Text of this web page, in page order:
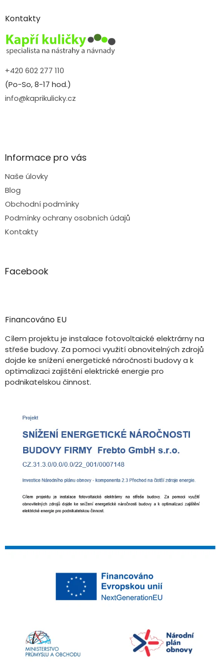
aKontakty
+420 602 277 110
(Po-So, 8-17 hod.)
info@kaprikulicky.cz
Informace pro vás
Naše úlovky
Blog
Obchodní podmínky
Podmínky ochrany osobních údajů
Kontakty
Facebook
Financováno EU
Cílem projektu je instalace fotovoltaické elektrárny na
střeše budovy. Za pomoci využití obnovitelných zdrojů
dojde ke snížení energetické náročnosti budovy a k
optimalizaci zajištění elektrické energie pro
podnikatelskou činnost.